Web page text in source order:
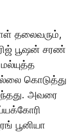
தலைவரும்,
பூஷன் சரண்
கொடுத்து
அவரை
பூனியா